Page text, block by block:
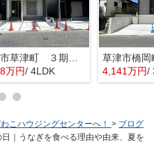
万円/ 4LDK 4,141万円/
こハウジングセンターへ！ > ブログ
｜うなぎを食べる理由や由来、夏を